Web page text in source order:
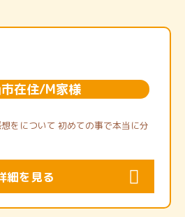
在住/M家様
をについて 初めての事で本当に分
細を見る